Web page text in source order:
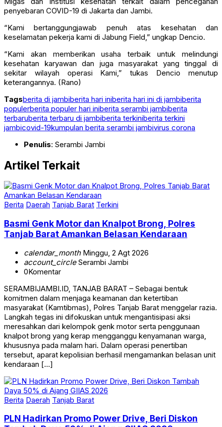
penyebaran COVID-19 di Jakarta dan Jambi.
“Kami bertanggungjawab penuh atas kesehatan dan
keselamatan pekerja kami di Jabung Field,” ungkap Dencio.
“Kami akan memberikan usaha terbaik untuk melindungi
kesehatan karyawan dan juga masyarakat yang tinggal di
sekitar wilayah operasi Kami,” tukas Dencio menutup
keterangannya. (Rano)
Tagsberita di jambiberita hari iniberita hari ini di jambiberita
populerberita populer hari iniberita serambi jambiberita
terbaruberita terbaru di jambiberita terkiniberita terkini
jambicovid-19kumpulan berita serambi jambivirus corona
Penulis: Serambi Jambi
Artikel Terkait
Berita Daerah Tanjab Barat Terkini
Basmi Genk Motor dan Knalpot Brong, Polres
Tanjab Barat Amankan Belasan Kendaraan
calendar_monthMinggu, 2 Agt 2026
account_circleSerambi Jambi
0Komentar
SERAMBIJAMBI.ID, TANJAB BARAT – Sebagai bentuk
komitmen dalam menjaga keamanan dan ketertiban
masyarakat (Kamtibmas), Polres Tanjab Barat menggelar razia.
Langkah tegas ini difokuskan untuk mengantisipasi aksi
meresahkan dari kelompok genk motor serta penggunaan
knalpot brong yang kerap mengganggu kenyamanan warga,
khususnya pada malam hari. Dalam operasi penertiban
tersebut, aparat kepolisian berhasil mengamankan belasan unit
kendaraan […]
Berita Daerah Tanjab Barat
PLN Hadirkan Promo Power Drive, Beri Diskon